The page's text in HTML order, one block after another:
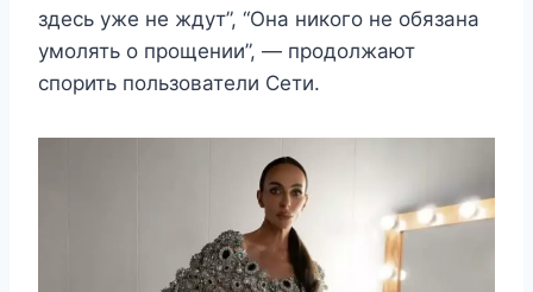
здесь уже не ждут”, “Она никого не обязана
умолять о прощении”, — продолжают
спорить пользователи Сети.